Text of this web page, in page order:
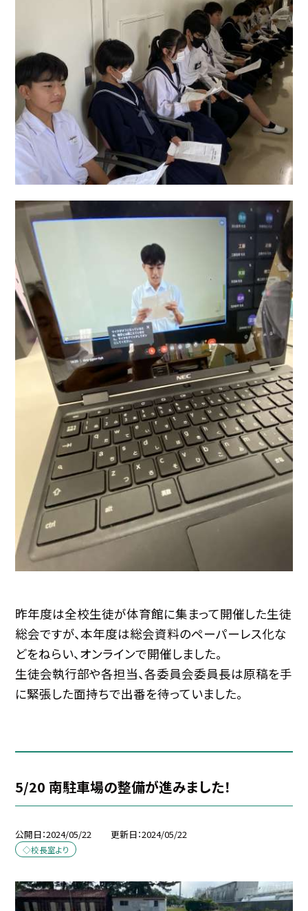
昨年度は全校生徒が体育館に集まって開催した生徒
総会ですが、本年度は総会資料のペーパーレス化な
どをねらい、オンラインで開催しました。
生徒会執行部や各担当、各委員会委員長は原稿を手
に緊張した面持ちで出番を待っていました。
5/20 南駐車場の整備が進みました！
公開日 2024/05/22 更新日 2024/05/22
◇校長室より